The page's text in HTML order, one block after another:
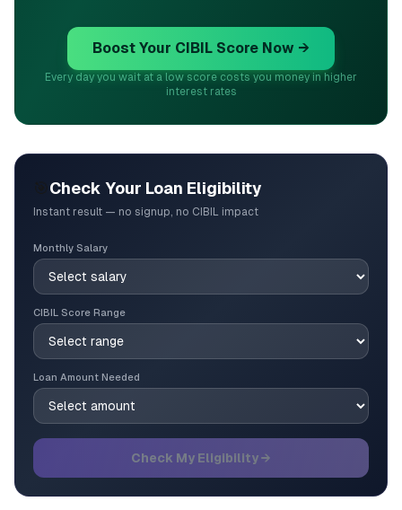
Boost Your CIBIL Score Now →
Every day you wait at a low score costs you money in higher
interest rates
Check Your Loan Eligibility
Instant result — no signup, no CIBIL impact
Monthly Salary
CIBIL Score Range
Loan Amount Needed
Check My Eligibility →